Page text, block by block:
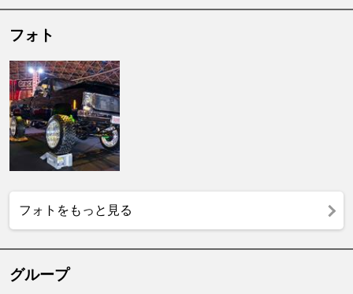
フォト
フォトをもっと見る
グループ